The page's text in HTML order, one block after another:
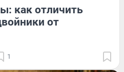
как отличить
от
1